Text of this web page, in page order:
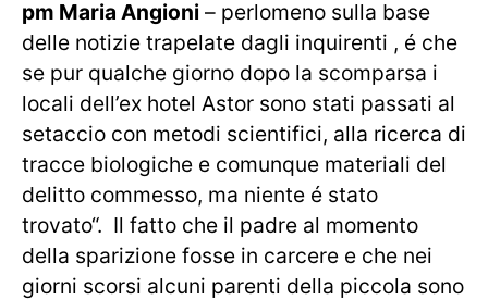
pm Maria Angioni – perlomeno sulla base
delle notizie trapelate dagli inquirenti , é che
se pur qualche giorno dopo la scomparsa i
locali dell’ex hotel Astor sono stati passati al
setaccio con metodi scientifici, alla ricerca di
tracce biologiche e comunque materiali del
delitto commesso, ma niente é stato
trovato“. Il fatto che il padre al momento
della sparizione fosse in carcere e che nei
giorni scorsi alcuni parenti della piccola sono